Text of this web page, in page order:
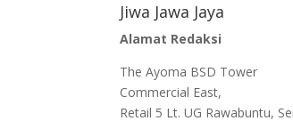
Jiwa Jawa Jaya
Alamat Redaksi
The Ayoma BSD Tower
Commercial East,
Retail 5 Lt. UG Rawabuntu,